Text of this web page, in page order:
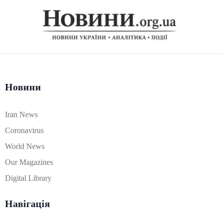
Новини
Iran News
Coronavirus
World News
Our Magazines
Digital Library
Навігація